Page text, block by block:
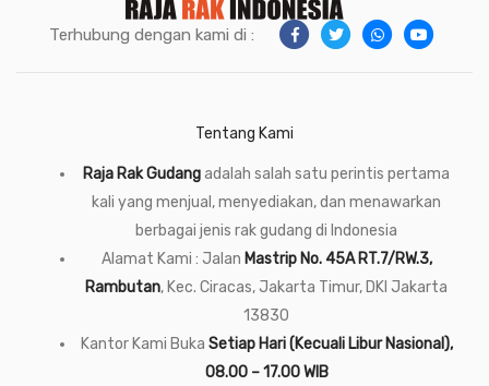
Terhubung dengan kami di :
Tentang Kami
Raja Rak Gudangadalah salah satu perintis pertama
kali yang menjual, menyediakan, dan menawarkan
berbagai jenis rak gudang di Indonesia
Alamat Kami : Jalan Mastrip No. 45A RT.7/RW.3,
Rambutan, Kec. Ciracas, Jakarta Timur, DKI Jakarta
13830
Kantor Kami Buka Setiap Hari (Kecuali Libur Nasional),
08.00 – 17.00 WIB